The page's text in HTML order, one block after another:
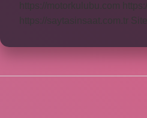
https://motorkulubu.com
https://saytasinsaat.com.tr